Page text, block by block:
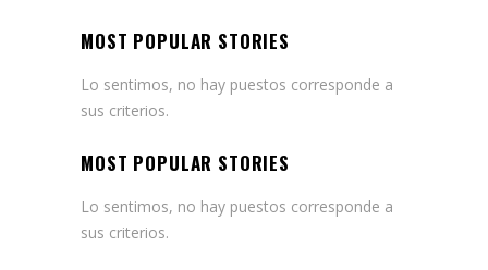
MOST POPULAR STORIES
Lo sentimos, no hay puestos corresponde a
sus criterios.
MOST POPULAR STORIES
Lo sentimos, no hay puestos corresponde a
sus criterios.